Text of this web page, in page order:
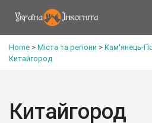
Home > Міста та регіони > Кам'янець-
Китайгород
Китайгород